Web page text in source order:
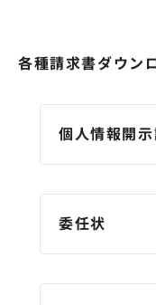
各種請求書ダウン
個人情報開
委任状